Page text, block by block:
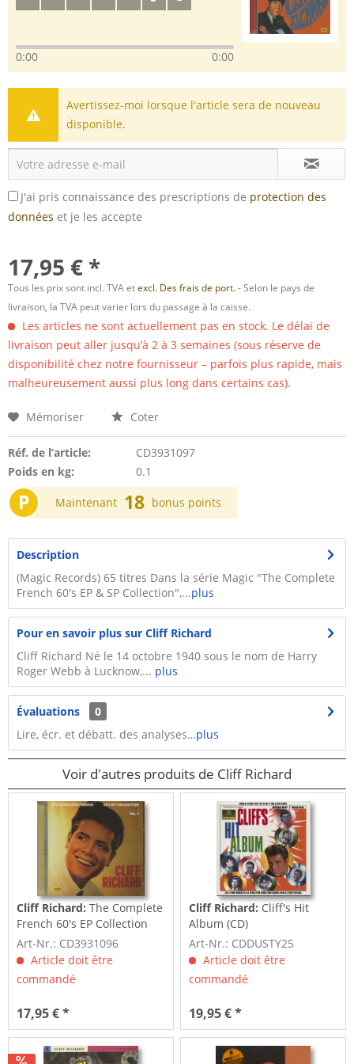
0:00 0:00
Avertissez-moi lorsque l'article sera de nouveau
disponible.
J'ai pris connaissance des prescriptions de protection des
données et je les accepte
17,95 € *
Tous les prix sont incl. TVA etexcl. Des frais de port.- Selon le pays de
livraison, la TVA peut varier lors du passage à la caisse.
Les articles ne sont actuellement pas en stock. Le délai de
livraison peut aller jusqu’à 2 à 3 semaines (sous réserve de
disponibilité chez notre fournisseur – parfois plus rapide, mais
malheureusement aussi plus long dans certains cas).
Mémoriser Coter
Réf. de l’article:
CD3931097
Poids en kg:
0.1
P Maintenant 18 bonus points
Description
(Magic Records) 65 titres Dans la série Magic "The Complete
French 60's EP & SP Collection",...plus
Pour en savoir plus sur Cliff Richard
Cliff Richard Né le 14 octobre 1940 sous le nom de Harry
Roger Webb à Lucknow,... plus
Évaluations
0
Lire, écr. et débatt. des analyses…plus
Voir d'autres produits de Cliff Richard
Cliff Richard:The Complete
French 60's EP Collection
Voll.1...
Art-Nr.: CD3931096
Article doit être
commandé
17,95 € *
Cliff Richard: Cliff's Hit
Album (CD)
Art-Nr.: CDDUSTY25
Article doit être
commandé
19,95 € *